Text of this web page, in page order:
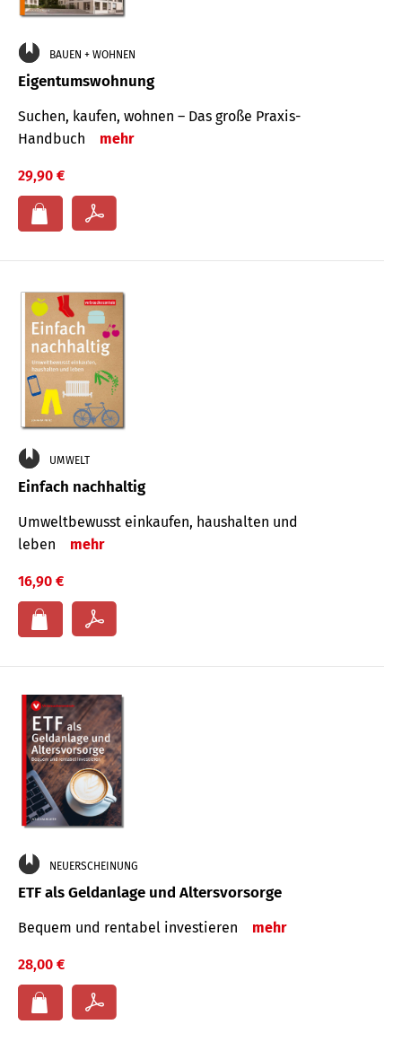
BAUEN + WOHNEN
Eigentumswohnung
Suchen, kaufen, wohnen – Das große Praxis-
Handbuch
mehr
29,90 €
UMWELT
Einfach nachhaltig
Umweltbewusst einkaufen, haushalten und
leben
mehr
16,90 €
NEUERSCHEINUNG
ETF als Geldanlage und Altersvorsorge
Bequem und rentabel investieren mehr
28,00 €